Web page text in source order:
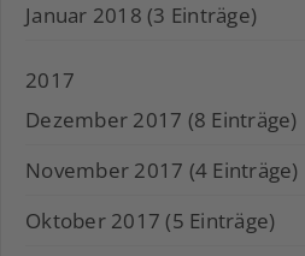
Januar 2018 (3 Einträge)
2017
Dezember 2017 (8 Einträge)
November 2017 (4 Einträge)
Oktober 2017 (5 Einträge)